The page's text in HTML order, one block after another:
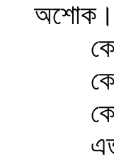
অশোক।